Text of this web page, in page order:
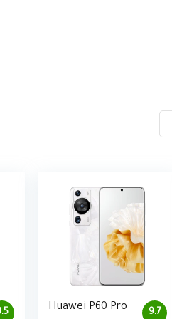
9.7
Huawei P60 Pro